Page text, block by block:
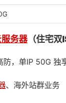
务器（住宅双
，单IP 50G 独
、海外站群业务